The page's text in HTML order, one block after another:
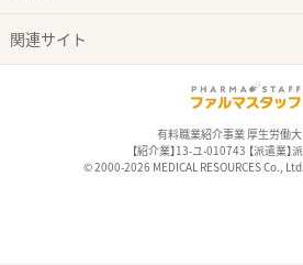
関連サイト
有料職業紹介事業 厚生労働
【紹介業】13-ユ-010743 【派遣業】
© 2000-2026 MEDICAL RESOURCES Co.,